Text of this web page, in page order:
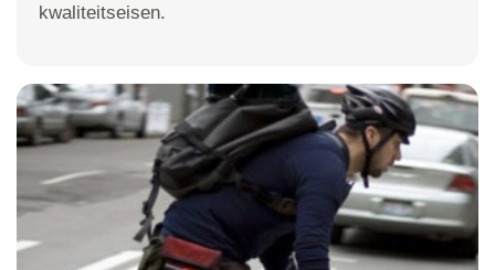
kwaliteitseisen.